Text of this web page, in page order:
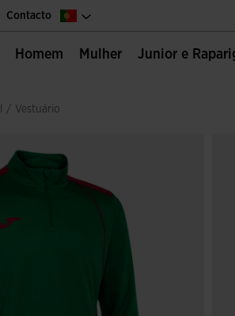
Contacto
Homem Mulher Junior e
/ vestuário